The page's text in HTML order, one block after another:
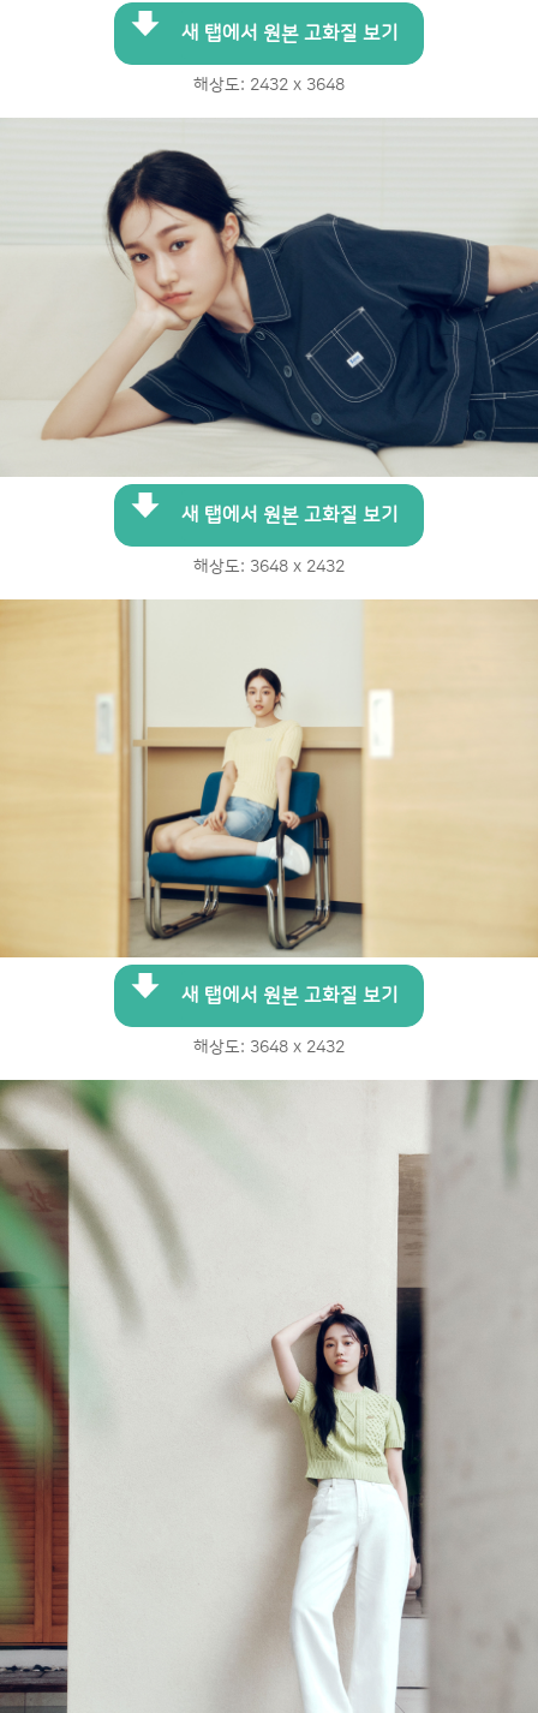
새 탭에서 원본 고화질 보기
해상도: 2432 x 3648
새 탭에서 원본 고화질 보기
해상도: 3648 x 2432
새 탭에서 원본 고화질 보기
해상도: 3648 x 2432